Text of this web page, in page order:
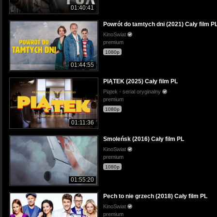
01:40:41
01:44:55
Powrót do tamtych dni (2021) Cały film
KinoSwiat
premium
1080p
01:11:36
PIĄTEK (2025) Cały film PL
Piątek - serial oryginalny
premium
1080p
01:55:20
Smoleńsk (2016) Cały film PL
KinoSwiat
premium
1080p
Pech to nie grzech (2018) Cały film PL
KinoSwiat
premium